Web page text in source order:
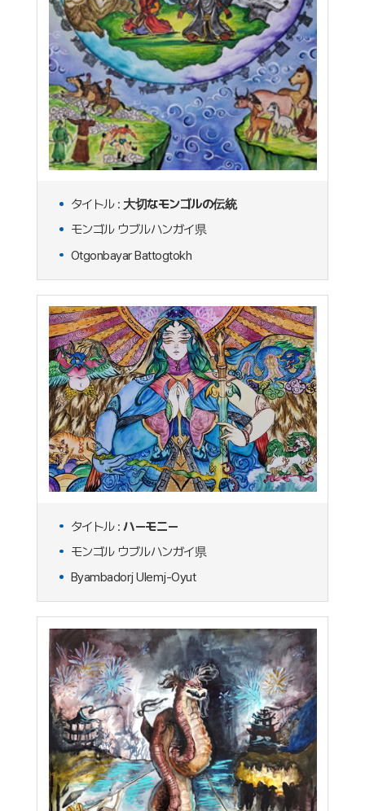
タイトル : 大切なモンゴルの伝統
モンゴル ウブルハンガイ県
Otgonbayar Battogtokh
タイトル : ハーモニー
モンゴル ウブルハンガイ県
Byambadorj Ulemj-Oyut